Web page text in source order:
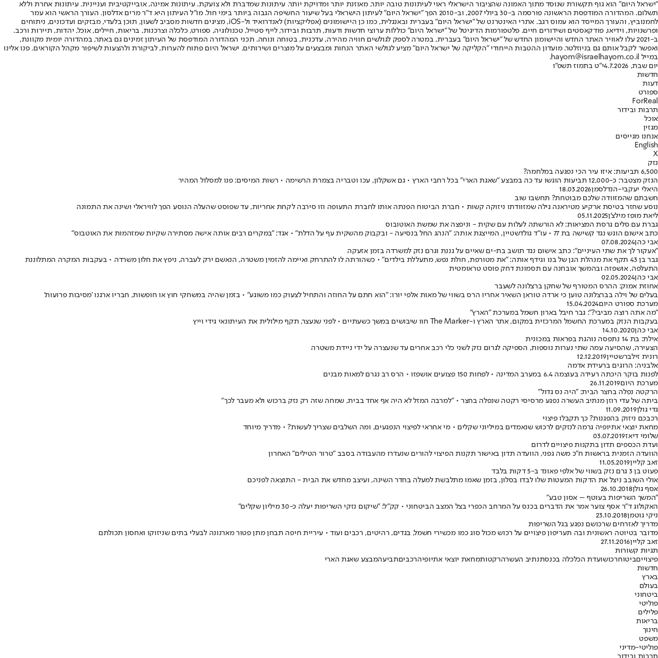
"ישראל היום" הוא גוף תקשורת שנוסד מתוך האמונה שהציבור הישראלי ראוי לעיתונות טובה יותר, מאוזנת יותר ומדויקת יותר. עיתונות שמדברת ולא צועקת. עיתונות אמינה, אובייקטיבית ועניינית. עיתונות אחרת וללא
תשלום. המהדורה המודפסת הראשונה פורסמה ב-30 ביולי 2007, וב-2010 הפך "ישראל היום" לעיתון הישראלי בעל שיעור החשיפה הגבוה ביותר בימי חול. מו"ל העיתון היא ד"ר מרים אדלסון. העורך הראשי הוא עמר
לחמנוביץ, והעורך המייסד הוא עמוס רגב. אתרי האינטרנט של "ישראל היום" בעברית ובאנגלית, כמו כן היישומונים (אפליקציות) לאנדרואיד ול-iOS, מציגים חדשות מסביב לשעון, תוכן בלעדי, מבזקים ועדכונים, ניתוחים
ופרשנויות, וידיאו, פודקאסטים ושידורים חיים. פלטפורמות הדיגיטל של "ישראל היום" כוללות ערוצי חדשות ודעות, תרבות ובידור, לייף סטייל, טכנולוגיה, ספורט, כלכלה וצרכנות, בריאות, חיילים, אוכל, יהדות, תיירות ורכב.
ב-2021 עלו לאוויר האתר החדש והיישומון החדש של "ישראל היום" בעברית, במטרה לספק לגולשים חוויה מהירה, עדכנית, בטוחה ונוחה. תכני המהדורה המודפסת של העיתון זמינים גם באתר, במהדורה יומית מקוונת,
ואפשר לקבל אותם גם בניוזלטר. מועדון ההטבות הייחודי "הקליקה של ישראל היום" מציע לגולשי האתר הנחות ומבצעים על מוצרים ושירותים. ישראל היום פתוח להערות, לביקורת ולהצעות לשיפור מקהל הקוראים. פנו אלינו
במייל hayom@israelhayom.co.il.
יום שבת, 4.7.2026
י"ט בתמוז תשפ"ו
חדשות
דעות
ספורט
ForReal
תרבות ובידור
אוכל
מגזין
אנחנו מגייסים
English
X
נזק
6,500 תביעות: איזו עיר הכי נפגעה במלחמה?
הנזק מצטבר: כ-12,000 תביעות הוגשו עד כה במבצע "שאגת הארי" בכל רחבי הארץ • גם אשקלון, עכו וטבריה בצמרת הרשימה • רשות המיסים: פנו למסלול המהיר
היאלי יעקבי-הנדלסמן18.03.2026
חשבתם שהמזוודה שלכם מבוטחת? תחשבו שוב
נוסע שחזר בטיסת ארקיע מטיראנה גילה שמזוודתו ניזוקה קשות • חברת הביטוח הפנתה אותו לחברת התעופה וזו סירבה לקחת אחריות, עד שפוסט שהעלה הנוסע הפך לוויראלי ושינה את התמונה
ליאת מופז מילצ'ן05.11.2025
גברת עם סלים גרסת המציאות: לא הורשתה לעלות עם שקית - וניפצה את שמשת האוטובוס
כתב אישום הוגש נגד קשישה בת 77 • עו"ד גולדשטיין, המייצגת אותה: "הנהג החל בנסיעה - ובקבוק מהשקית עף על הדלת" • אגד: "במקרים רבים אותה אישה מסתירה שקיות שמזהמות את האוטבוס"
אבי כהן07.08.2024
"אעקור לך את שתי העיניים": כתב אישום נגד תושב בת-ים שאיים על גננת וגרם נזק למשרדה בזמן אזעקה
גבר בן 43 תקף את מנהלת הגן של בנו וגידף אותה: "את מטורפת, חולת נפש, מתעללת בילדים" • כשהורתה לו להתרחק ואיימה להזמין משטרה, הנאשם ירק לעברה, ניפץ את חלון משרדה • בעקבות המקרה המתלוננת
התעלפה, אושפזה ובהמשך אובחנה עם תסמונת דחק פוסט טראומטית
אבי כהן02.05.2024
אחוזת אמוק: ההרס המטורף של שחקן ברצלונה לשעבר
בעלים של וילה בברצלונה טוען כי ארדה טוראן השאיר אחריו הרס בשווי של מאות אלפי יורו: "הוא חתם על החוזה והתחיל לצעוק כמו משוגע" • בזמן שהיה במשחקי חוץ או חופשות, חבריו ארגנו 'מסיבות פרועות'
מערכת ספורט היום15.04.2024
"מה אתה רוצה מביבי?": גבר חיבל בארון חשמל במערכת "הארץ"
בעקבות הנזק במערכת החשמל המרכזית במקום, אתר הארץ ו-The Marker חוו שיבושים במשך כשעתיים • לפני שנעצר, תקף מילולית את העיתונאי גידי וייץ
אבי כהן14.10.2020
אילת: בת 14 נתפסה נוהגת בפראות במכונית
הצעירה, שהסיעה עמה שתי נערות נוספות, הספיקה לגרום נזק לשני כלי רכב אחרים עד שנעצרה על ידי ניידת משטרה
רונית זילברשטיין12.12.2019
אלבניה: הרוגים ברעידת אדמה
לפנות בוקר היכתה רעידה בעוצמה 6.4 במערב המדינה • לפחות 150 פצועים אושפזו • הרס רב נגרם למאות מבנים
מערכת היום26.11.2019
הרקטה נפלה בחצר הבית: "היה נס גדול"
ביתה של עדי רוזן מנתיב העשרה נפגע מרסיסי רקטה שנפלה בחצר • "למרבה המזל לא היה אף אחד בבית, שמחה שזה רק נזק ברכוש ולא מעבר לכך"
גדי גולן11.09.2019
רכבכם ניזוק בהפגנות? כך תקבלו פיצוי
מחאת יוצאי אתיופיה גרמה לנזקים לרכוש שנאמדים במיליוני שקלים • מי אחראי לפיצוי הנפגעים, ומה השלבים שצריך לעשות? • מדריך מיוחד
שלומי דיאז03.07.2019
ועדת הכספים תדון בתקנות פיצויים לדרום
הוועדה הזמנית בראשות ח"כ משה גפני, הוועדה תדון באישור תקנות הפיצוי להורים שנעדרו מהעבודה בסבב "טרור הטילים" האחרון
זאב קליין11.05.2019
פעוט בן 3 גרם נזק בשווי של אלפי פאונד ב-5 דקות בלבד
אולי השובב ניצל את הדקות המעטות שלו לבדו בסלון, בזמן שאמו מתלבשת למעלה בחדר השינה, ועיצב מחדש את הבית - התוצאה לפניכם
אסף גולן26.10.2018
"המשך השריפות בעוטף – אסון טבע"
האקולוג ד"ר אסף צוער אמר את הדברים בכנס על המרחב הכפרי בצל המצב הביטחוני • קק"ל: "שיקום נזקי השריפות יעלה כ-30 מיליון שקלים"
ניקי גוטמן23.10.2018
מדריך לאזרחים שרכושם נפגע בגל השריפות
מדובר בטיוטה ראשונית ובה תעריפון פיצויים על רכוש מכול סוג כמו מכשירי חשמל, בגדים, רהיטים, רכבים ועוד • עיריית חיפה תבחן מתן פטור מארנונה לבעלי בתים שניזוקו ואחסון תכולתם
זאב קליין27.11.2016
תגיות קשורות
פיצוייםביטוחרכושועדת הכלכלה בכנסתנתיב העשרהרקטותמחאת יוצאי אתיופיהרכביםתביעהמבצע שאגת הארי
חדשות
בארץ
בעולם
ביטחוני
פוליטי
פלילים
בריאות
חינוך
משפט
פוליטי-מדיני